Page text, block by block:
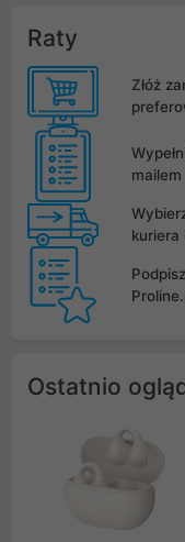
Raty
Złóż
mailem
kuriera
Ostatnio